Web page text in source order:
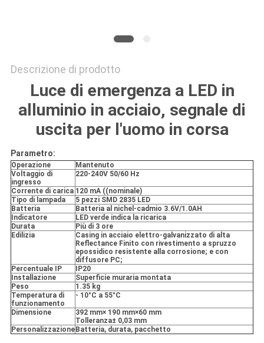
Descrizione di prodotto
Luce di emergenza a LED in
alluminio in acciaio, segnale di
uscita per l'uomo in corsa
Parametro:
Operazione
Mantenuto
Voltaggio di
ingresso
220-240V 50/60 Hz
Corrente di carica 120 mA ((nominale)
Tipo di lampada
5 pezzi SMD 2835 LED
Batteria
Batteria al nichel-cadmio 3.6V/1.0AH
Indicatore
LED verde indica la ricarica
Durata
Più di 3 ore
Edilizia
Casing in acciaio elettro-galvanizzato di alta
Reflectance Finito con rivestimento a spruzzo
epossidico resistente alla corrosione; e con
diffusore PC;
Percentuale IP
IP20
Installazione
Superficie muraria montata
Peso
1.35 kg
Temperatura di
funzionamento
- 10°C a 55°C
Dimensione 392 mm× 190 mm×60 mm
Tolleranza± 0,03 mm
Personalizzazione Batteria, durata, pacchetto